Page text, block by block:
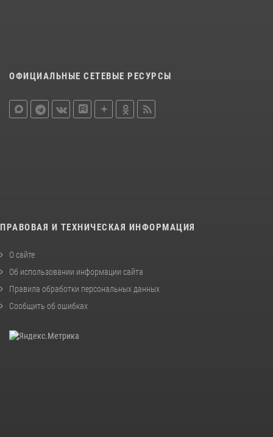
ОФИЦИАЛЬНЫЕ СЕТЕВЫЕ РЕСУРСЫ
ПРАВОВАЯ И ТЕХНИЧЕСКАЯ ИНФОРМАЦИЯ
О сайте
Об использовании информации сайта
Правила обработки персональных данных
Сообщить об ошибках